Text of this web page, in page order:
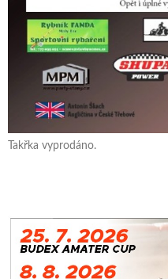
Takřka vyprodáno.